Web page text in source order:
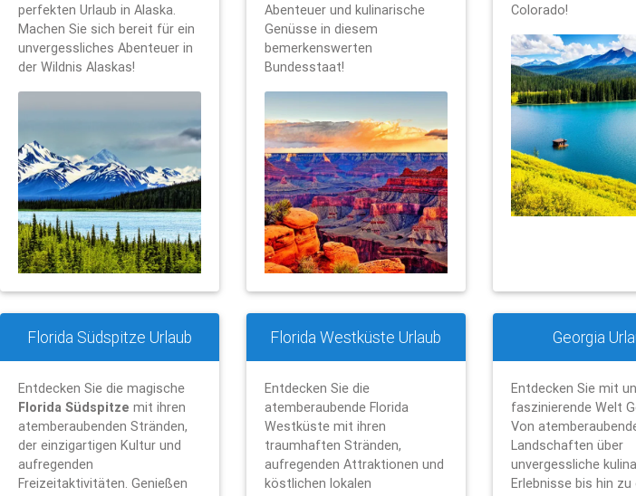
perfekten Urlaub in Alaska.
Machen Sie sich bereit für ein
unvergessliches Abenteuer in
der Wildnis Alaskas!
Abenteuer und kulinarische
Genüsse in diesem
bemerkenswerten
Bundesstaat!
Colorado!
Florida Südspitze Urlaub
Entdecken Sie die magische
Florida Südspitze mit ihren
atemberaubenden Stränden,
der einzigartigen Kultur und
aufregenden
Freizeitaktivitäten. Genießen
Florida Westküste Urlaub
Entdecken Sie die
atemberaubende Florida
Westküste mit ihren
traumhaften Stränden,
aufregenden Attraktionen und
köstlichen lokalen
Georgia
Entdecken Sie mit
faszinierende Welt
Von
Landschaften über
unvergessliche
Erlebnisse bis hin zu